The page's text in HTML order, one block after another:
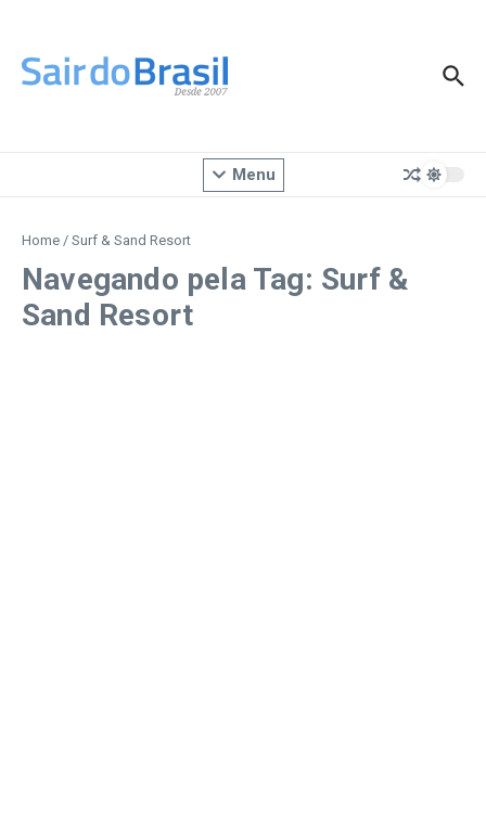
Menu
Home / Surf & Sand Resort
Navegando pela Tag: Surf &
Sand Resort